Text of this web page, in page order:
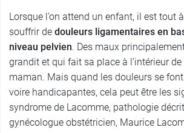
Lorsque l’on attend un enfant, il est tout
souffrir de douleurs ligamentaires en
niveau pelvien. Des maux
grandit et qui fait sa place à l’intérieur de
maman. Mais quand les douleurs se
voire handicapantes, cela peut être les
syndrome de Lacomme, pathologie
gynécologue obstétricien, Maurice